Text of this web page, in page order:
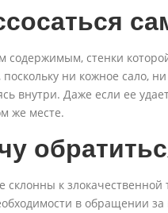
содержимым, стенки
ни кожное сало,
внутри. Даже если ее
же месте.
к
в обращении